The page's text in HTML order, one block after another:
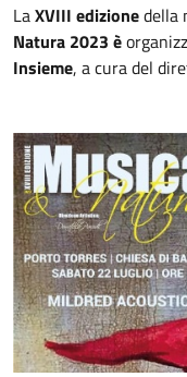
LaXVIII edizionedella
Natura 2023 è
Insieme, a cura del